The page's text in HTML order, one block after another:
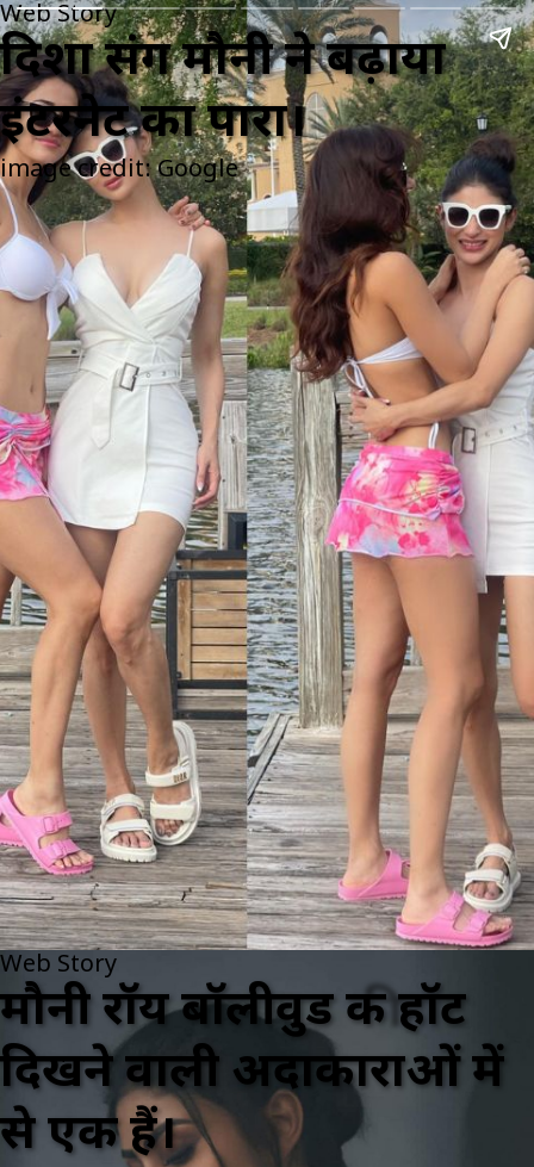
Web Story
दिशा संग मौनी ने बढ़ाया
इंटरनेट का पारा।
image credit: Google